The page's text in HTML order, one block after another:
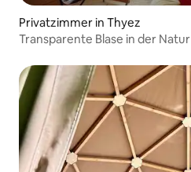
Privatzimmer in Thyez
Transparente Blase in der Natur